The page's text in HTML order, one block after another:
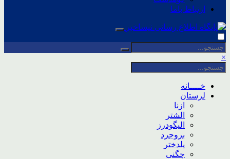
ارتباط باما
×
خــــانه
لرستان
ازنا
الشتر
الیگودرز
بروجرد
پلدختر
چگنی